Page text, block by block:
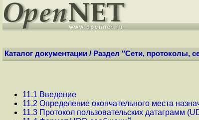
Каталог документации / Раздел "Сети, протоколы,
11.1 Введение
11.2 Определение окончательного места
11.3 Протокол пользовательских датаграмм